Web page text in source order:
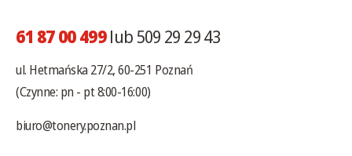
61 87 00 499lub 509 29 29 43
ul. Hetmańska 27/2, 60-251 Poznań
(Czynne: pn - pt 8:00-16:00)
biuro@tonery.poznan.pl